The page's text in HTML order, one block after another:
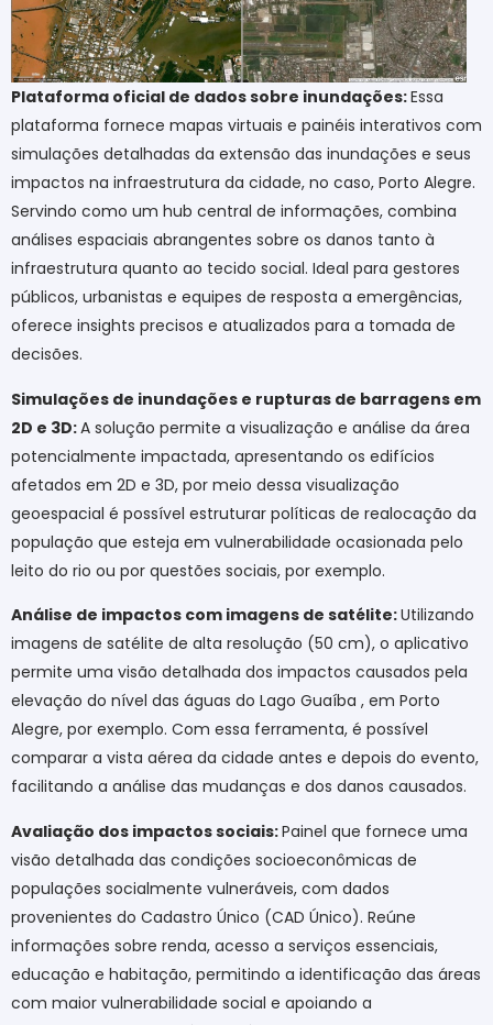
Plataforma oficial de dados sobre inundações:Essa
plataforma fornece mapas virtuais e painéis interativos com
simulações detalhadas da extensão das inundações e seus
impactos na infraestrutura da cidade, no caso, Porto Alegre.
Servindo como um hub central de informações, combina
análises espaciais abrangentes sobre os danos tanto à
infraestrutura quanto ao tecido social. Ideal para gestores
públicos, urbanistas e equipes de resposta a emergências,
oferece insights precisos e atualizados para a tomada de
decisões.
Simulações de inundações e rupturas de barragens em
2D e 3D:A solução permite a visualização e análise da área
potencialmente impactada, apresentando os edifícios
afetados em 2D e 3D, por meio dessa visualização
geoespacial é possível estruturar políticas de realocação da
população que esteja em vulnerabilidade ocasionada pelo
leito do rio ou por questões sociais, por exemplo.
Análise de impactos com imagens de satélite:Utilizando
imagens de satélite de alta resolução (50 cm), o aplicativo
permite uma visão detalhada dos impactos causados pela
elevação do nível das águas do Lago Guaíba , em Porto
Alegre, por exemplo. Com essa ferramenta, é possível
comparar a vista aérea da cidade antes e depois do evento,
facilitando a análise das mudanças e dos danos causados.
Avaliação dos impactos sociais:Painel que fornece uma
visão detalhada das condições socioeconômicas de
populações socialmente vulneráveis, com dados
provenientes do Cadastro Único (CAD Único). Reúne
informações sobre renda, acesso a serviços essenciais,
educação e habitação, permitindo a identificação das áreas
com maior vulnerabilidade social e apoiando a